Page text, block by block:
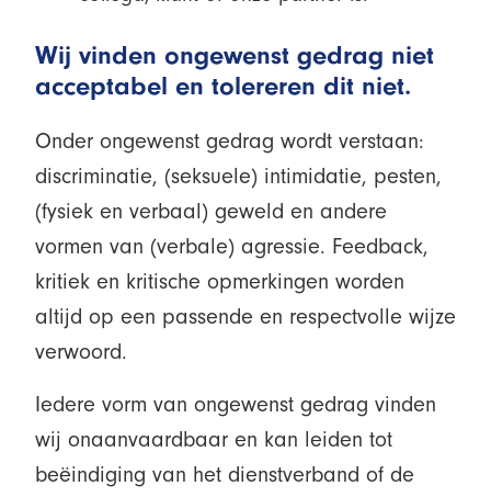
Wij vinden ongewenst gedrag niet
acceptabel en tolereren dit niet.
Onder ongewenst gedrag wordt verstaan:
discriminatie, (seksuele) intimidatie, pesten,
(fysiek en verbaal) geweld en andere
vormen van (verbale) agressie. Feedback,
kritiek en kritische opmerkingen worden
altijd op een passende en respectvolle wijze
verwoord.
Iedere vorm van ongewenst gedrag vinden
wij onaanvaardbaar en kan leiden tot
beëindiging van het dienstverband of de